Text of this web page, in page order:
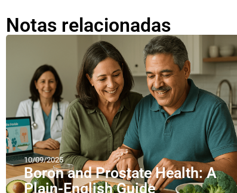
Notas relacionadas
10/09/2025
Boron and Prostate Health: A
Plain-English Guide